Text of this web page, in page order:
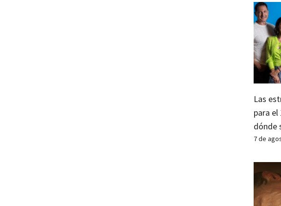
Las
para el
dónde
7 de